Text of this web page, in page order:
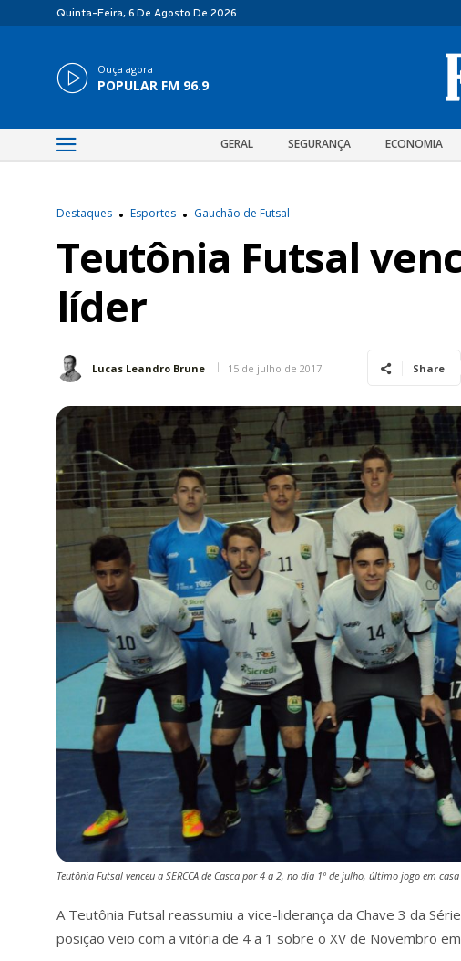
Quinta-Feira, 6 De Agosto De 2026
Ouça agora
POPULAR FM 96.9
GERAL SEGURANÇA ECONOMIA
Destaques Esportes Gauchão de Futsal
Teutônia Futsal
líder
Lucas Leandro Brune 15 de julho de 2017 Share
Teutônia Futsal venceu a SERCCA de Casca por 4 a 2, no dia 1º de julho, último jogo em casa
A Teutônia Futsal reassumiu a vice-liderança da Chave 3 da
posição veio com a vitória de 4 a 1 sobre o XV de Novembro